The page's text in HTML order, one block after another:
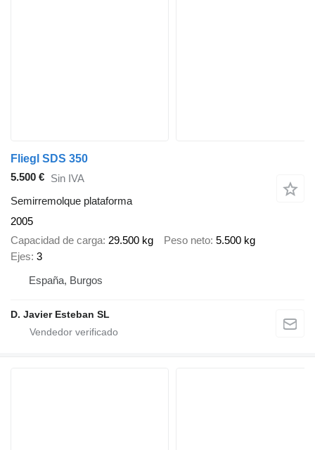
Fliegl SDS 350
5.500 € Sin IVA
Semirremolque plataforma
2005
Capacidad de carga 29.500 kg Peso neto 5.500 kg
Ejes 3
España, Burgos
D. Javier Esteban SL